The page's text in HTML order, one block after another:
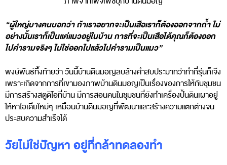
“ผู้ใหญ่บางคนบอกว่า ถ้าเราอยากจะเป็นเสือเราก็ต้องออกจากถ้ำ ไม่
อย่างนั้นเราก็เป็นแค่แมวอยู่ในบ้าน การที่จะเป็นเสือได้คุณก็ต้องออก
ไปคำรามจริงๆ ไม่ใช่ออกไปแล้วไปคำรามเป็นแมว”
พงษ์พันธ์ทิ้งท้ายว่า วันนี้บ้านดินมอญลบล้างคำสบประมาทว่าทำกี่รุ่นก็เจ๊ง
เพราะเกิดจากการที่เขามองภาพบ้านดินมอญเป็นเรื่องของการให้กับชุมชน
มีการสร้างสตูดิโอที่บ้าน มีการสอนคนในชุมชนที่ยังทำเครื่องปั้นดินเผาอยู่
ให้หาไอเดียใหม่ๆ เหมือนบ้านดินมอญที่พัฒนาและสร้างความแตกต่างจน
ประสบความสำเร็จได้
วัยไม่ใช่ปัญหา อยู่ที่กล้าทดลองทำ